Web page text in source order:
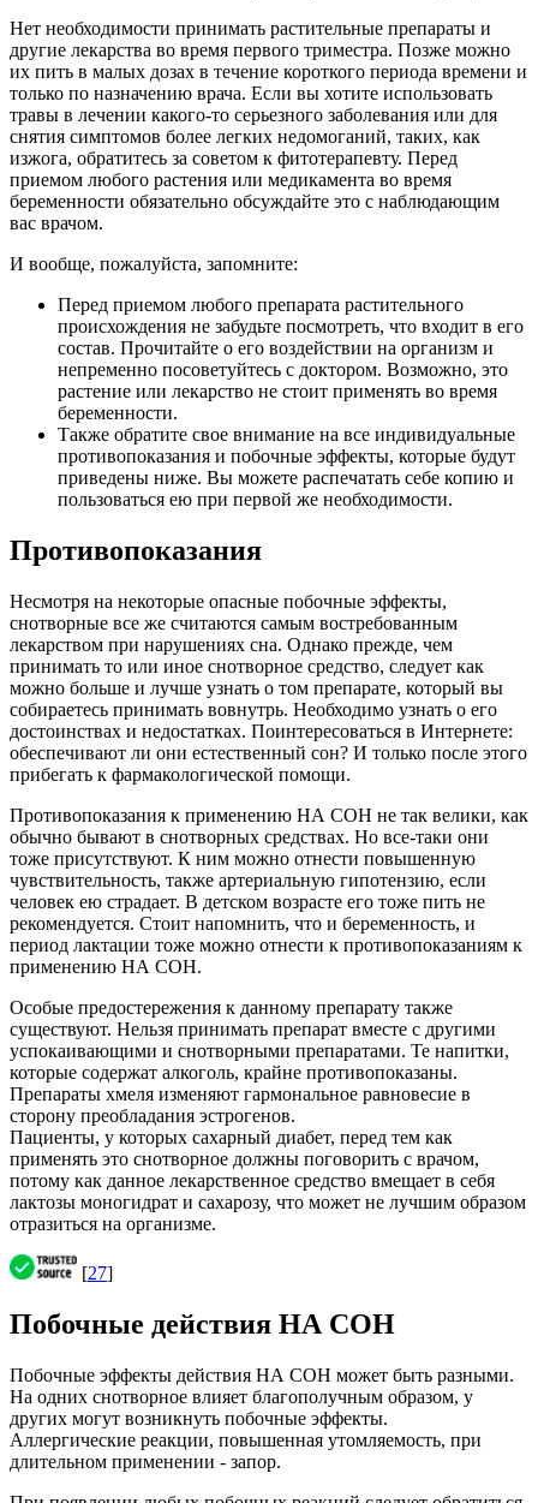
Нет необходимости принимать растительные препараты и
другие лекарства во время первого триместра. Позже можно
их пить в малых дозах в течение короткого периода времени и
только по назначению врача. Если вы хотите использовать
травы в лечении какого-то серьезного заболевания или для
снятия симптомов более легких недомоганий, таких, как
изжога, обратитесь за советом к фитотерапевту. Перед
приемом любого растения или медикамента во время
беременности обязательно обсуждайте это с наблюдающим
вас врачом.
И вообще, пожалуйста, запомните:
Перед приемом любого препарата растительного
происхождения не забудьте посмотреть, что входит в его
состав. Прочитайте о его воздействии на организм и
непременно посоветуйтесь с доктором. Возможно, это
растение или лекарство не стоит применять во время
беременности.
Также обратите свое внимание на все индивидуальные
противопоказания и побочные эффекты, которые будут
приведены ниже. Вы можете распечатать себе копию и
пользоваться ею при первой же необходимости.
Противопоказания
Несмотря на некоторые опасные побочные эффекты,
снотворные все же считаются самым востребованным
лекарством при нарушениях сна. Однако прежде, чем
принимать то или иное снотворное средство, следует как
можно больше и лучше узнать о том препарате, который вы
собираетесь принимать вовнутрь. Необходимо узнать о его
достоинствах и недостатках. Поинтересоваться в Интернете:
обеспечивают ли они естественный сон? И только после этого
прибегать к фармакологической помощи.
Противопоказания к применению НА СОН не так велики, как
обычно бывают в снотворных средствах. Но все-таки они
тоже присутствуют. К ним можно отнести повышенную
чувствительность, также артериальную гипотензию, если
человек ею страдает. В детском возрасте его тоже пить не
рекомендуется. Стоит напомнить, что и беременность, и
период лактации тоже можно отнести к противопоказаниям к
применению НА СОН.
Особые предостережения к данному препарату также
существуют. Нельзя принимать препарат вместе с другими
успокаивающими и снотворными препаратами. Те напитки,
которые содержат алкоголь, крайне противопоказаны.
Препараты хмеля изменяют гармональное равновесие в
сторону преобладания эстрогенов.
Пациенты, у которых сахарный диабет, перед тем как
применять это снотворное должны поговорить с врачом,
потому как данное лекарственное средство вмещает в себя
лактозы моногидрат и сахарозу, что может не лучшим образом
отразиться на организме.
[27]
Побочные действия НА СОН
Побочные эффекты действия НА СОН может быть разными.
На одних снотворное влияет благополучным образом, у
других могут возникнуть побочные эффекты.
Аллергические реакции, повышенная утомляемость, при
длительном применении - запор.